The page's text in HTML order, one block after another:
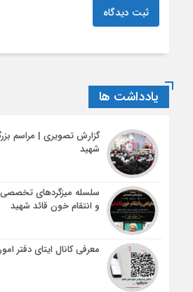
ثبت دیدگاه
یادداشت ها
گزارش تصویری | مراسم
شهید
سلسله میزگردهای
و انتقام خون قائد شهید
معرفی کانال ایتای دفتر